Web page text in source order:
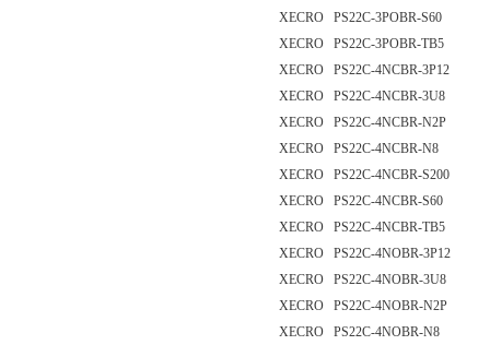
XECRO PS22C-3POBR-S60
XECRO PS22C-3POBR-TB5
XECRO PS22C-4NCBR-3P12
XECRO PS22C-4NCBR-3U8
XECRO PS22C-4NCBR-N2P
XECRO PS22C-4NCBR-N8
XECRO PS22C-4NCBR-S200
XECRO PS22C-4NCBR-S60
XECRO PS22C-4NCBR-TB5
XECRO PS22C-4NOBR-3P12
XECRO PS22C-4NOBR-3U8
XECRO PS22C-4NOBR-N2P
XECRO PS22C-4NOBR-N8